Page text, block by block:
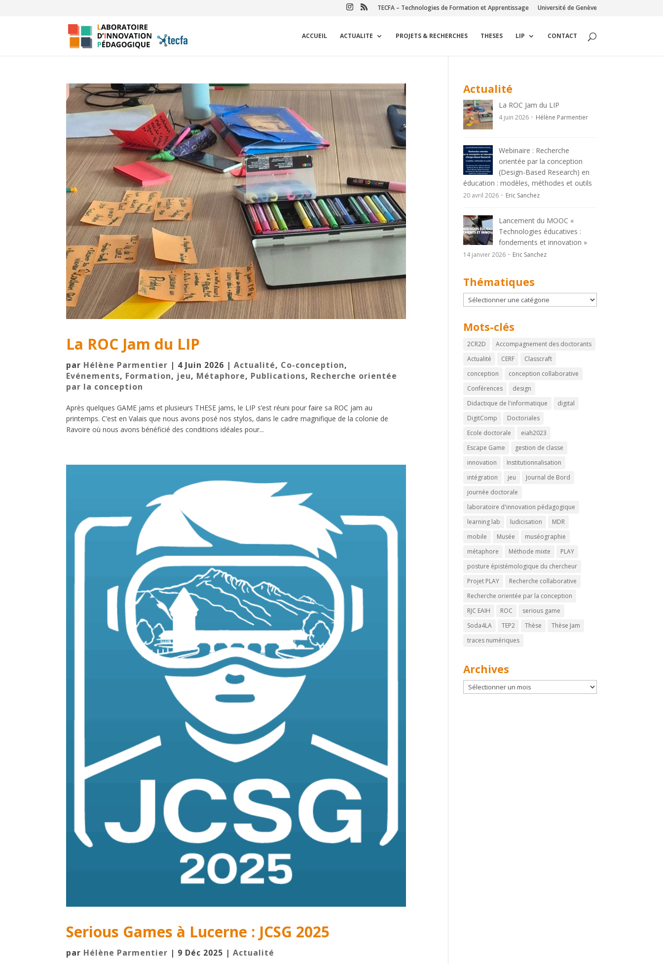
TECFA – Technologies de Formation et Apprentissage Université de Genève
ACCUEIL ACTUALITE PROJETS & RECHERCHES THESES LIP CONTACT
La ROC Jam du LIP
par Hélène Parmentier | 4 Juin 2026 |Actualité, Co-conception,
Evénements, Formation, jeu, Métaphore, Publications, Recherche orientée
par la conception
Après quelques GAME jams et plusieurs THESE jams, le LIP s’est réuni pour faire sa ROC jam au
printemps. C’est en Valais que nous avons posé nos stylos, dans le cadre magnifique de la colonie de
Ravoire où nous avons bénéficié des conditions idéales pour...
Serious Games à Lucerne : JCSG 2025
par Hélène Parmentier | 9 Déc 2025 |Actualité
Actualité
La ROC Jam du LIP
4 juin 2026 Hélène Parmentier
Webinaire : Recherche
orientée par la conception
(Design-Based Research) en
éducation : modèles, méthodes et outils
20 avril 2026 Eric Sanchez
Lancement du MOOC «
Technologies éducatives :
fondements et innovation »
14 janvier 2026 Eric Sanchez
Thématiques
Thématiques
Mots-clés
2CR2D
Accompagnement des doctorants
Actualité
CERF
Classcraft
conception
conception collaborative
Conférences
design
Didactique de l'informatique
digital
DigitComp
Doctoriales
Ecole doctorale
eiah2023
Escape Game
gestion de classe
innovation
Institutionnalisation
intégration
jeu
Journal de Bord
journée doctorale
laboratoire d'innovation pédagogique
learning lab
ludicisation
MDR
mobile
Musée
muséographie
métaphore
Méthode mixte
PLAY
posture épistémologique du chercheur
Projet PLAY
Recherche collaborative
Recherche orientée par la conception
RJC EAIH
ROC
serious game
Soda4LA
TEP2 Thèse
Thèse Jam
traces numériques
Archives
Archives